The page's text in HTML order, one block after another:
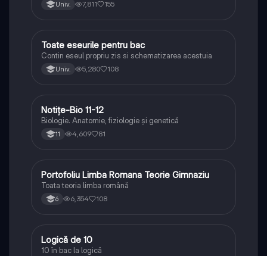
Univ. 7,811 155
Limba și literatura română
Toate eseurile pentru bac
Contin eseul propriu zis si schematizarea acestuia
Univ. 5,280 108
Biologie
Notițe-Bio 11-12
Biologie. Anatomie, fiziologie și genetică
11 4,609 81
Limba și literatura română
Portofoliu Limba Romana Teorie Gimnaziu
Toata teoria limba română
6 6,354 108
Logică
Logică de 10
10 în bac la logică